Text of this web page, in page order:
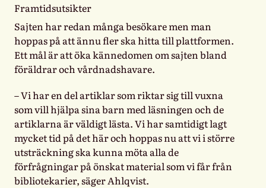
Framtidsutsikter
Sajten har redan många besökare men man
hoppas på att ännu fler ska hitta till plattformen.
Ett mål är att öka kännedomen om sajten bland
föräldrar och vårdnadshavare.
– Vi har en del artiklar som riktar sig till vuxna
som vill hjälpa sina barn med läsningen och de
artiklarna är väldigt lästa. Vi har samtidigtlagt
mycket tid på det här och hoppas nu att vi i större
utsträckning ska kunna möta alla de
förfrågningar på önskat material som vi får från
bibliotekarier, säger Ahlqvist.